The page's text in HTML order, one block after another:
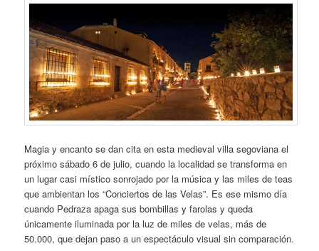
Magia y encanto se dan cita en esta medieval villa segoviana el
próximo sábado 6 de julio, cuando la localidad se transforma en
un lugar casi místico sonrojado por la música y las miles de teas
que ambientan los “Conciertos de las Velas”. Es ese mismo día
cuando Pedraza apaga sus bombillas y farolas y queda
únicamente iluminada por la luz de miles de velas, más de
50.000, que dejan paso a un espectáculo visual sin comparación.